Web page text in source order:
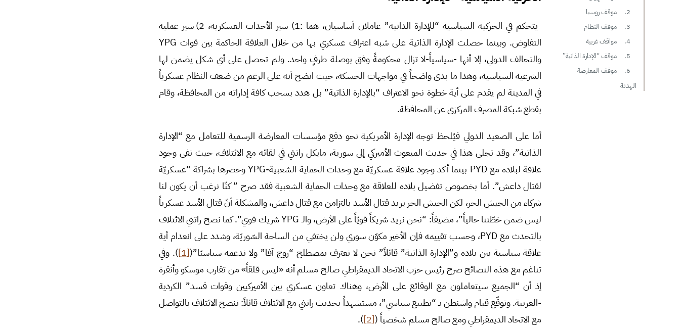
2. موقف روسيا
3. موقف النظام
4. مواقف غربية
5. موقف “الإدارة الذاتية”
6. موقف المعارضة
الهدنة
يتحكم في الحركية السياسية “للإدارة الذاتية” عاملان أساسيان، هما :1) سير الأحداث العسكرية، 2) سير عملية
التفاوض. وبينما حصلت الإدارة الذاتية على شبه اعتراف عسكري بها من خلال العلاقة الحاكمة بين قوات YPG
والتحالف الدولي، إلا أنها -سياسياً-لا تزال محكومةً وفق بوصلة طرفٍ واحد. ولم تحصل على أي شكل يضمن لها
الشرعية السياسية، وهذا ما بدى واضحاً في مواجهات الحسكة، حيث اتضح أنه على الرغم من ضعف النظام عسكرياً
في المدينة لم يقدم على أية خطوة نحو الاعتراف “بالإدارة الذاتية” بل هدد بسحب كافة إداراته من المحافظة، وقام
بقطع شبكة المصرف المركزي عن المحافظة.
أما على الصعيد الدولي فيُلحظ توجه الإدارة الأمريكية نحو دفع مؤسسات المعارضة الرسمية للتعامل مع “الإدارة
الذاتية”، وقد تجلى هذا في حديث المبعوث الأميركي إلى سورية، مايكل راتني في لقائه مع الائتلاف، حيث نفى وجود
علاقة لبلاده مع PYD بينما أكد وجود علاقة عسكريّة مع وحدات الحماية الشعبية-YPG وحصرها بشراكة “عسكريّة
لقتال داعش”. أما بخصوص تفضيل بلاده للعلاقة مع وحدات الحماية الشعبية فقد صرح ” كنّا نرغب أن يكون لنا
شركاء من الجيش الحر، لكن الجيش الحر يريد قتال الأسد بالتزامن مع قتال داعش، والمشكلة أنّ قتال الأسد عسكرياً
ليس ضمن خطّتنا حالياً”، مضيفاً: “نحن نريد شريكاً قويّاً على الأرض، والـ YPG شريك قوي”. كما نصح راتني الائتلاف
بالتحدث مع PYD، وحسب تقييمه فإن الأخير مكوّن سوري ولن يختفي من الساحة السّوريّة، وشدد على انعدام أية
علاقة سياسية بين بلاده و”الإدارة الذاتية” قائلاً” نحن لا نعترف بمصطلح “روج آفا” ولا ندعمه سياسيّا”([1]
). وفي
تناغم مع هذه النصائح صرح رئيس حزب الاتحاد الديمقراطي صالح مسلم أنه «ليس قلقاً» من تقارب موسكو وأنقرة
إذ أن “الجميع سيتعاملون مع الوقائع على الأرض، وهناك تعاون عسكري بين الأميركيين وقوات قسد” الكردية
-العربية. وتوقّع قيام واشنطن بـ “تطبيع سياسي”، مستشهداً بحديث راتني مع الائتلاف قائلاً: ننصح الائتلاف بالتواصل
مع الاتحاد الديمقراطي ومع صالح مسلم شخصياً ([2]
).